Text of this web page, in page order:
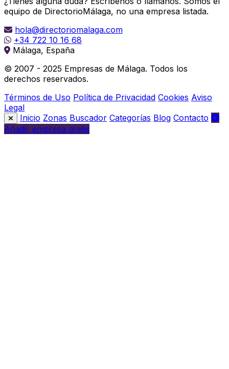
equipo de DirectorioMálaga, no una empresa listada.
hola@directoriomalaga.com
+34 722 10 16 68
Málaga, España
© 2007 - 2025 Empresas de Málaga. Todos los
derechos reservados.
Términos de Uso Política de Privacidad Cookies Aviso
Legal
Inicio Zonas Buscador Categorías Blog Contacto
Añadir empresa gratis